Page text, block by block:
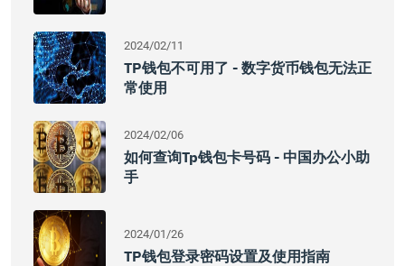
2024/02/11
TP钱包不可用了 - 数字货币钱包无法正
常使用
2024/02/06
如何查询tp钱包卡号码 - 中国办公小助
手
2024/01/26
TP钱包登录密码设置及使用指南